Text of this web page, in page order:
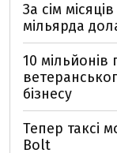
За сім
мільярда
10
бізнесу
Тепер таксі
Bolt